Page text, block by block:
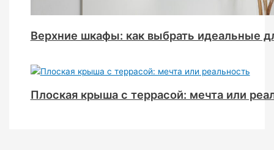
Верхние шкафы: как выбрать идеальные
Плоская крыша с террасой: мечта или